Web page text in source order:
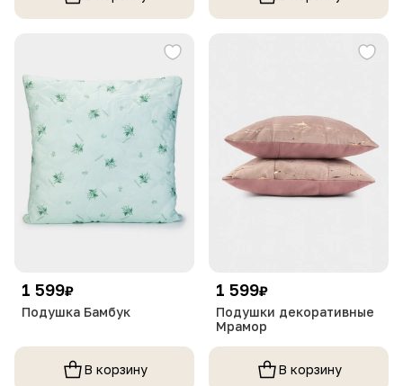
1 599₽
Подушка Бамбук
В корзину
1 599₽
Подушки декоративные
Мрамор
В корзину